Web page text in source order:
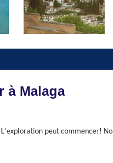
à Malaga
peut commencer!